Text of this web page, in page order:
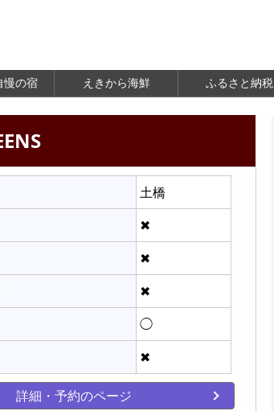
慢の宿 えきから海鮮 ふるさと納税
土橋
✖
✖
✖
◯
✖
詳細・予約のページ